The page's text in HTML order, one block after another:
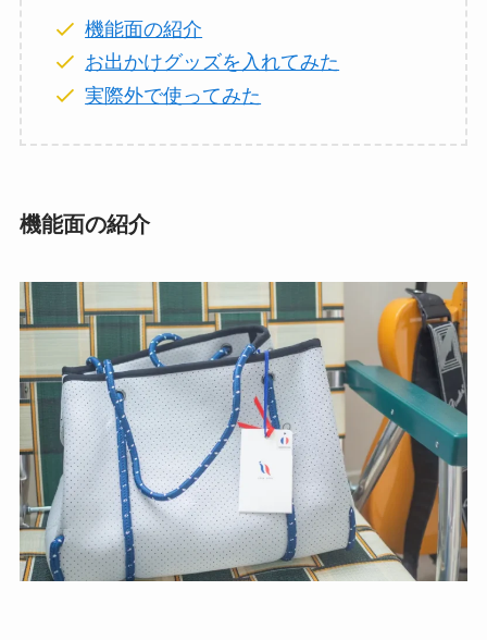
機能面の紹介
お出かけグッズを入れてみた
実際外で使ってみた
機能面の紹介